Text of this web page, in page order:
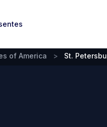
of America > St.